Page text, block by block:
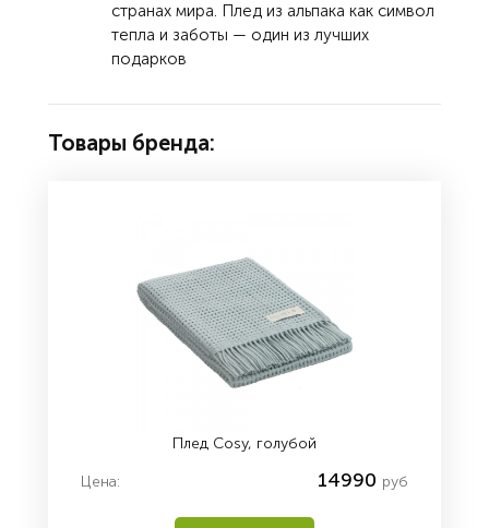
странах мира. Плед из альпака как символ
тепла и заботы — один из лучших
подарков
Товары бренда:
Плед Cosy, голубой
Цена: 14990 руб